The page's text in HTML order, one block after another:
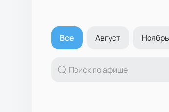
Все Август Ноябрь